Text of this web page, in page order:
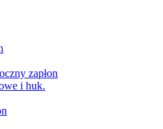
zapłon
i huk.